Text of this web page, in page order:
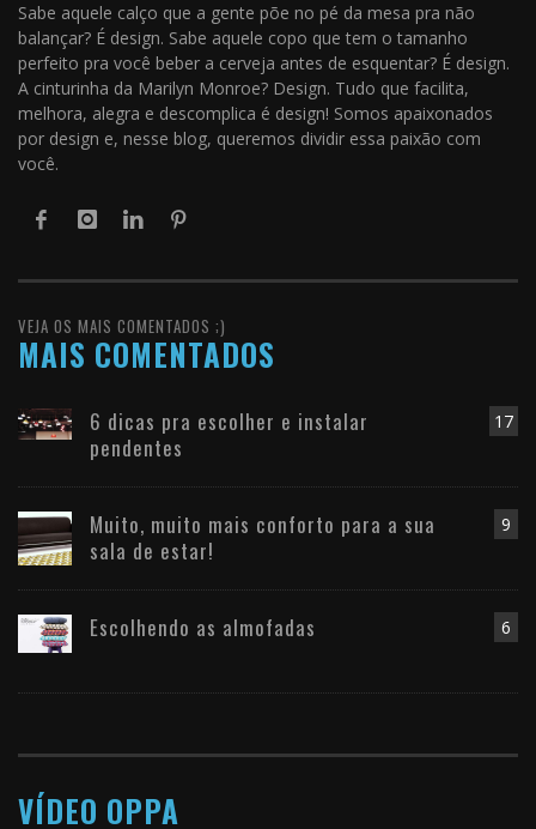
Sabe aquele calço que a gente põe no pé da mesa pra não
balançar? É design. Sabe aquele copo que tem o tamanho
perfeito pra você beber a cerveja antes de esquentar? É design.
A cinturinha da Marilyn Monroe? Design. Tudo que facilita,
melhora, alegra e descomplica é design! Somos apaixonados
por design e, nesse blog, queremos dividir essa paixão com
você.
VEJA OS MAIS COMENTADOS ;)
MAIS COMENTADOS
17
6 dicas pra escolher e instalar
pendentes
9
Muito, muito mais conforto para a sua
sala de estar!
6
Escolhendo as almofadas
VÍDEO OPPA